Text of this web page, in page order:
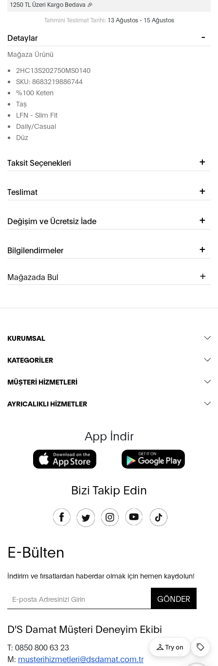
1250 TL Üzeri Kargo Bedava 🎉
Tahmini Teslimat Tarihi: 13 Ağustos - 15 Ağustos
Detaylar
Mağaza Ürünü
2HC13S202750MS0140
SKU: 8683219886744
%100 Keten
Taş
LFN - Slim Fit
Daily/Casual
Düz
Taksit Seçenekleri
Teslimat
Değişim ve Ücretsiz İade
Bilgilendirmeler
Mağazada Bul
KURUMSAL
KATEGORİLER
MÜŞTERİ HİZMETLERİ
AYRICALIKLI HİZMETLER
App İndir
Bizi Takip Edin
E-Bülten
İndirim ve fırsatlardan haberdar olmak için hemen kaydolun!
GÖNDER
D'S Damat Müşteri Deneyim Ekibi
T: 0850 800 63 23
M: musterihizmetleri@dsdamat.com.tr